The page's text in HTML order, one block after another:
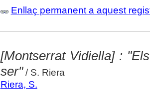
Enllaç permanent a aquest
[Montserrat Vidiella] :
ser"/ S. Riera
Riera, S.